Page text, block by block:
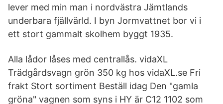
lever med min man i nordvästra Jämtlands
underbara fjällvärld. I byn Jormvattnet bor vi i
ett stort gammalt skolhem byggt 1935.
Alla lådor låses med centrallås. vidaXL
Trädgårdsvagn grön 350 kg hos vidaXL.se Fri
frakt Stort sortiment Beställ idag Den "gamla
gröna" vagnen som syns i HY är C12 1102 som